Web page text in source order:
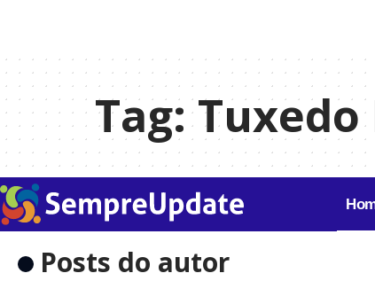
Tag:
Posts do autor